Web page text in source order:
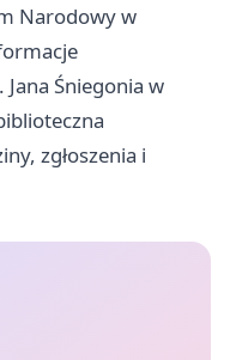
Narodowy w
Śniegonia w
zgłoszenia i